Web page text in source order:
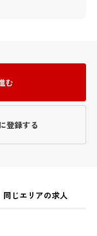
む
登録する
同じエリアの求人